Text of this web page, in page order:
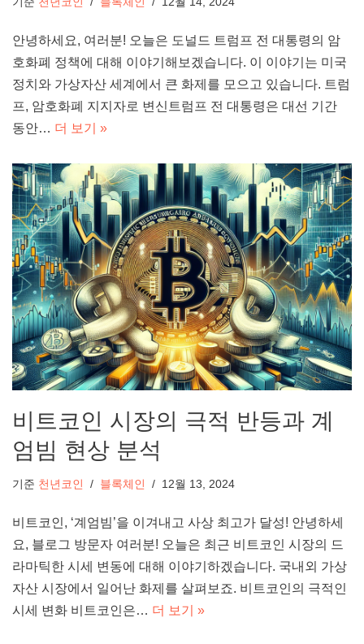
안녕하세요, 여러분! 오늘은 도널드 트럼프 전 대통령의 암
호화폐 정책에 대해 이야기해보겠습니다. 이 이야기는 미국
정치와 가상자산 세계에서 큰 화제를 모으고 있습니다. 트럼
프, 암호화폐 지지자로 변신트럼프 전 대통령은 대선 기간
동안… 더 보기 »
비트코인 시장의 극적 반등과 계
엄빔 현상 분석
기준 천년코인 블록체인 12월 13, 2024
비트코인, ‘계엄빔’을 이겨내고 사상 최고가 달성! 안녕하세
요, 블로그 방문자 여러분! 오늘은 최근 비트코인 시장의 드
라마틱한 시세 변동에 대해 이야기하겠습니다. 국내외 가상
자산 시장에서 일어난 화제를 살펴보죠. 비트코인의 극적인
시세 변화 비트코인은… 더 보기 »